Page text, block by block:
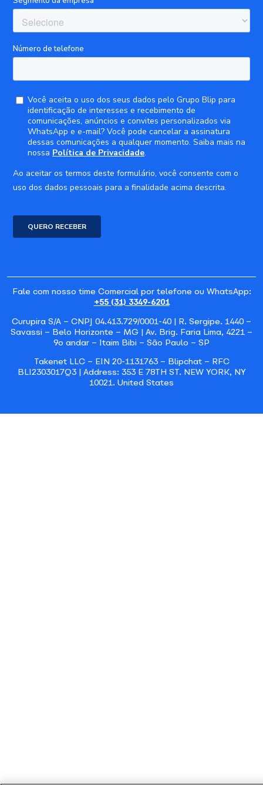
Fale com nosso time Comercial por telefone ou WhatsApp:
+55 (31) 3349-6201
Curupira S/A – CNPJ 04.413.729/0001-40 | R. Sergipe. 1440 –
Savassi – Belo Horizonte – MG | Av. Brig. Faria Lima, 4221 –
9o andar – Itaim Bibi – São Paulo – SP
Takenet LLC – EIN 20-1131763 – Blipchat – RFC
BLI2303017Q3 | Address: 353 E 78TH ST. NEW YORK, NY
10021. United States